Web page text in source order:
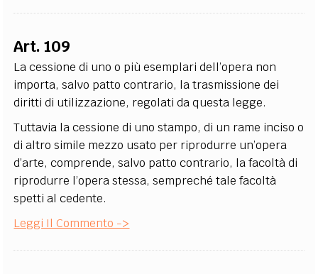
Art. 109
La cessione di uno o più esemplari dell’opera non
importa, salvo patto contrario, la trasmissione dei
diritti di utilizzazione, regolati da questa legge.
Tuttavia la cessione di uno stampo, di un rame inciso o
di altro simile mezzo usato per riprodurre un’opera
d’arte, comprende, salvo patto contrario, la facoltà di
riprodurre l’opera stessa, sempreché tale facoltà
spetti al cedente.
Leggi Il Commento ->